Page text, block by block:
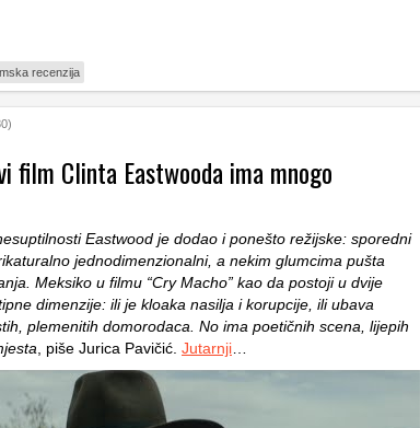
recenzija
film Clinta Eastwooda ima mnogo
Eastwood je dodao i ponešto režijske: sporedni
jednodimenzionalni, a nekim glumcima pušta
Meksiko u filmu “Cry Macho” kao da postoji u dvije
dimenzije: ili je kloaka nasilja i korupcije, ili ubava
plemenitih domorodaca. No ima poetičnih scena, lijepih
, piše Jurica Pavičić. Jutarnji